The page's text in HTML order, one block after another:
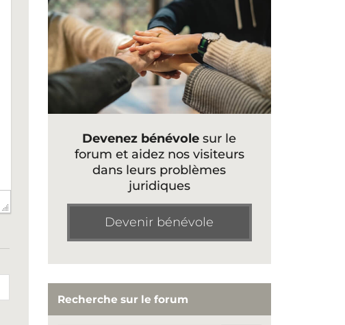
Devenez bénévole sur le
forum et aidez nos visiteurs
dans leurs problèmes
juridiques
Devenir bénévole
Recherche sur le forum